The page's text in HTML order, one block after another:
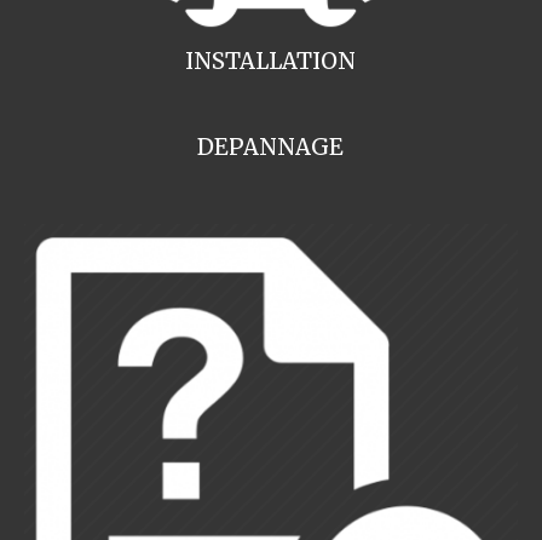
INSTALLATION
DEPANNAGE